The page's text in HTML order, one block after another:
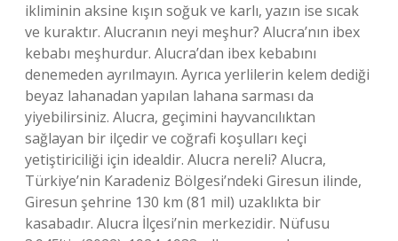
ikliminin aksine kışın soğuk ve karlı, yazın ise sıcak
ve kuraktır. Alucranın neyi meşhur? Alucra’nın ibex
kebabı meşhurdur. Alucra’dan ibex kebabını
denemeden ayrılmayın. Ayrıca yerlilerin kelem dediği
beyaz lahanadan yapılan lahana sarması da
yiyebilirsiniz. Alucra, geçimini hayvancılıktan
sağlayan bir ilçedir ve coğrafi koşulları keçi
yetiştiriciliği için idealdir. Alucra nereli? Alucra,
Türkiye’nin Karadeniz Bölgesi’ndeki Giresun ilinde,
Giresun şehrine 130 km (81 mil) uzaklıkta bir
kasabadır. Alucra İlçesi’nin merkezidir. Nüfusu